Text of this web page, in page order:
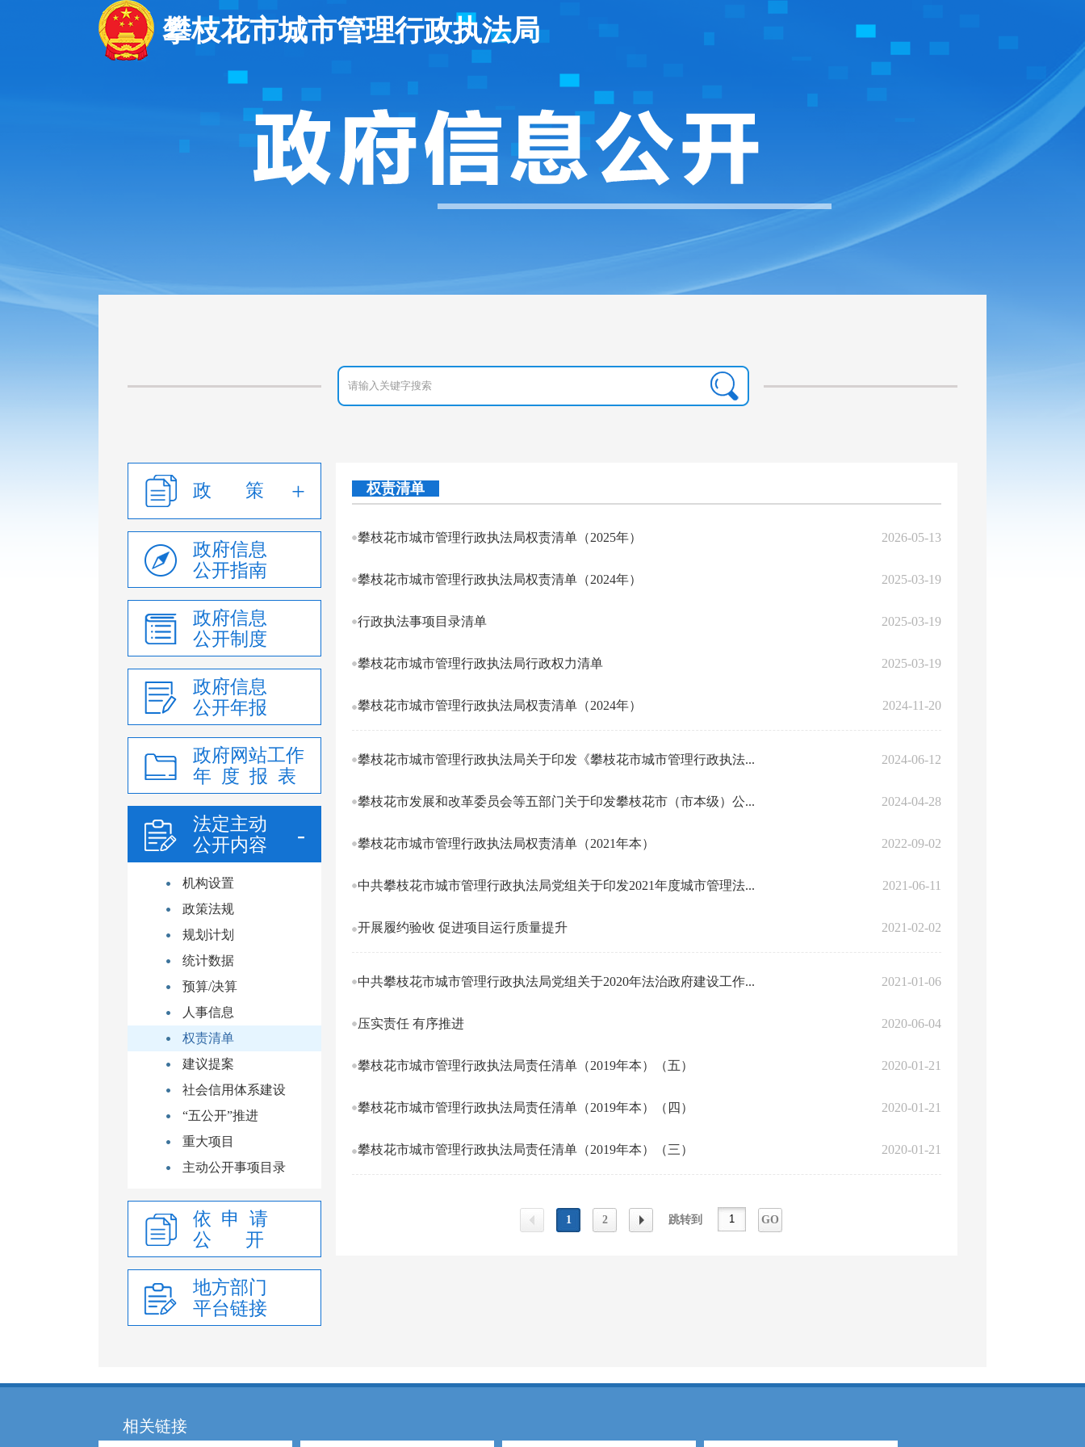
攀枝花市城市管理行政执法局
政 策
政府信息
公开指南
政府信息
公开制度
政府信息
公开年报
政府网站工作
年 度 报 表
法定主动
公开内容
机构设置
政策法规
规划计划
统计数据
预算/决算
人事信息
权责清单
建议提案
社会信用体系建设
“五公开”推进
重大项目
主动公开事项目录
依 申 请
公 开
地方部门
平台链接
权责清单
攀枝花市城市管理行政执法局权责清单（2025年） 2026-05-13
攀枝花市城市管理行政执法局权责清单（2024年） 2025-03-19
行政执法事项目录清单 2025-03-19
攀枝花市城市管理行政执法局行政权力清单 2025-03-19
攀枝花市城市管理行政执法局权责清单（2024年） 2024-11-20
攀枝花市城市管理行政执法局关于印发《攀枝花市城市管理行政执法... 2024-06-12
攀枝花市发展和改革委员会等五部门关于印发攀枝花市（市本级）公... 2024-04-28
攀枝花市城市管理行政执法局权责清单（2021年本） 2022-09-02
中共攀枝花市城市管理行政执法局党组关于印发2021年度城市管理法... 2021-06-11
开展履约验收 促进项目运行质量提升 2021-02-02
中共攀枝花市城市管理行政执法局党组关于2020年法治政府建设工作... 2021-01-06
压实责任 有序推进 2020-06-04
攀枝花市城市管理行政执法局责任清单（2019年本）（五） 2020-01-21
攀枝花市城市管理行政执法局责任清单（2019年本）（四） 2020-01-21
攀枝花市城市管理行政执法局责任清单（2019年本）（三） 2020-01-21
1 2 跳转到 GO
相关链接